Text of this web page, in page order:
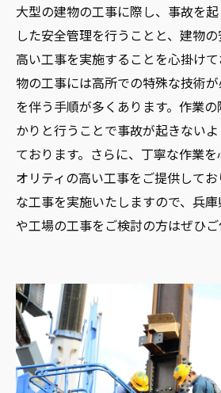
大型の建物の工事に際し、事故を
した安全管理を行うことと、建物
高い工事を実施することを心掛け
物の工事には高所での特殊な技術
を伴う手順が多くあります。作業
かりと行うことで事故が起きない
ております。さらに、丁寧な作業
オリティの高い工事をご提供して
な工事を実施いたしますので、兵
や工場の工事をご検討の方はぜひご